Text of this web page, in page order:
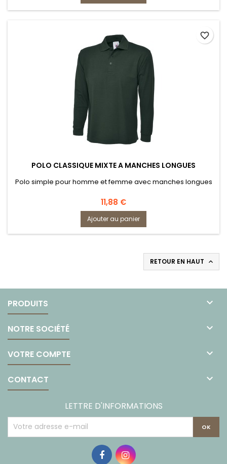
POLO CLASSIQUE MIXTE A MANCHES LONGUES
Polo simple pour homme et femme avec manches longues
Prix
11,88 €
Ajouter au panier
favorite_border
RETOUR EN HAUT 
PRODUITS 
NOTRE SOCIÉTÉ 
VOTRE COMPTE 
CONTACT 
LETTRE D'INFORMATIONS